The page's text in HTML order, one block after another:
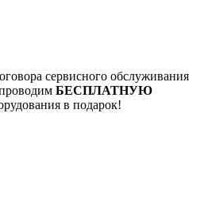
сервисного обслуживания
БЕСПЛАТНУЮ
в подарок!